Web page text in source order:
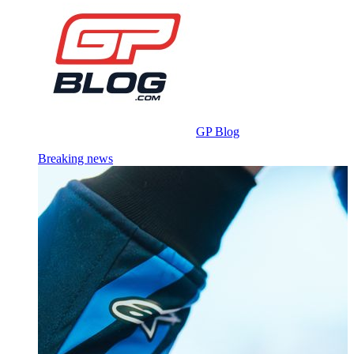
GP Blog
Breaking news